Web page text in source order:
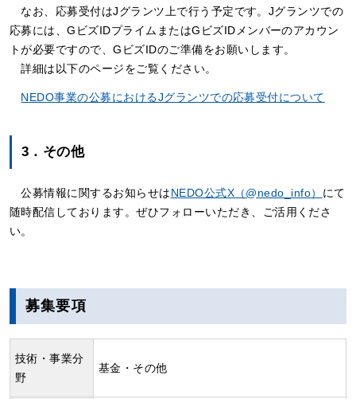
なお、応募受付はJグランツ上で行う予定です。Jグランツでの
応募には、GビズIDプライムまたはGビズIDメンバーのアカウン
トが必要ですので、GビズIDのご準備をお願いします。
詳細は以下のページをご覧ください。
NEDO事業の公募におけるJグランツでの応募受付について
3．その他
公募情報に関するお知らせはNEDO公式X（@nedo_info） にて
随時配信しております。ぜひフォローいただき、ご活用くださ
い。
募集要項
技術・事業分
野
基金・その他